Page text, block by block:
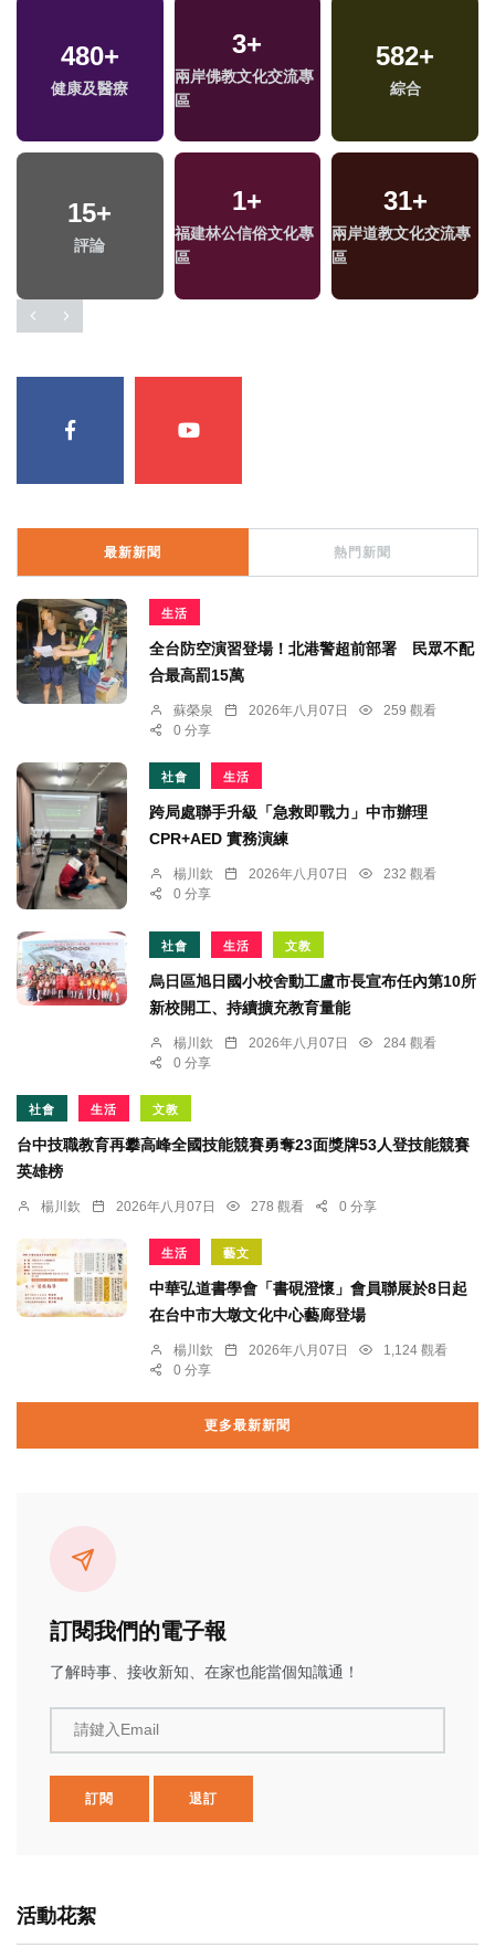
480+
健康及醫療
3+
兩岸佛教文化交流專
區
582+
綜合
15+
評論
1+
福建林公信俗文化專
區
31+
兩岸道教文化交流專
區
最新新聞 熱門新聞
生活
全台防空演習登場！北港警超前部署 民眾不配
合最高罰15萬
蘇榮泉 2026年八月07日
259 觀看
0 分享
社會 生活
跨局處聯手升級「急救即戰力」中市辦理
CPR+AED 實務演練
楊川欽 2026年八月07日
232 觀看
0 分享
社會 生活 文教
烏日區旭日國小校舍動工盧市長宣布任內第10所
新校開工、持續擴充教育量能
楊川欽 2026年八月07日
284 觀看
0 分享
社會 生活 文教
台中技職教育再攀高峰全國技能競賽勇奪23面獎牌53人登技能競賽
英雄榜
楊川欽 2026年八月07日 278 觀看 0 分享
生活 藝文
中華弘道書學會「書硯澄懷」會員聯展於8日起
在台中市大墩文化中心藝廊登場
楊川欽 2026年八月07日
1,124 觀看
0 分享
更多最新新聞
訂閱我們的電子報
了解時事、接收新知、在家也能當個知識通！
請鍵入Email
訂閱 退訂
活動花絮